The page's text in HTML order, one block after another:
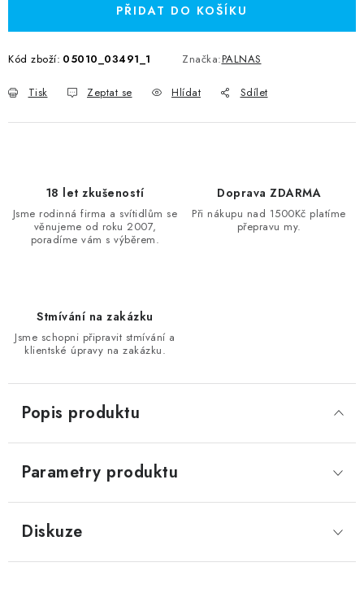
PŘIDAT DO KOŠÍKU
Kód zboží: 05010_03491_1 Značka:PALNAS
Tisk Zeptat se Hlídat Sdílet
18 let zkušeností
Jsme rodinná firma a svítidlům se
věnujeme od roku 2007,
poradíme vám s výběrem.
Doprava ZDARMA
Při nákupu nad 1500Kč platíme
přepravu my.
Stmívání na zakázku
Jsme schopni připravit stmívání a
klientské úpravy na zakázku.
Popis produktu
Parametry produktu
Diskuze